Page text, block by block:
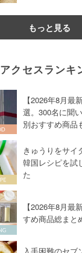
もっと見る
アクセスランキ
【2026年8月最
選。300名に聞
別おすすめ商品
きゅうりをサイ
韓国レシピを試
た
【2026年8月最
すめ商品総まと